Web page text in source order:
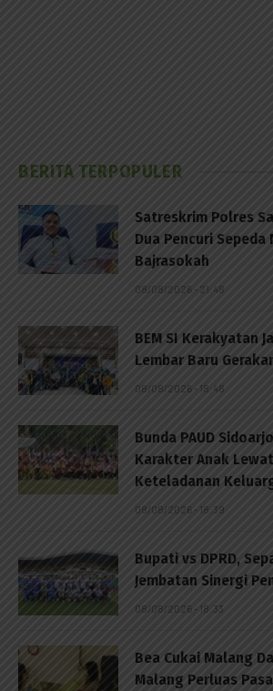
BERITA TERPOPULER
Satreskrim Polres
Dua Pencuri
Bajrasokah
08/08/2026 - 21:48
BEM SI Kerakyatan
Lembar Baru
08/08/2026 - 18:48
Bunda PAUD
Karakter Anak
Keteladanan
08/08/2026 - 18:39
Bupati vs DPRD,
Jembatan Sinergi
08/08/2026 - 18:33
Bea Cukai Malang
Malang Perluas